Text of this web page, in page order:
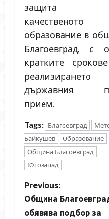
защита
качественото
образование в
Благоевград, с
кратките
държавния
прием.
Tags: Благоевград
Байкушев
Образование
Община Благоевград
Югозапад
P
o
Previous:
Община
обявява подбор за